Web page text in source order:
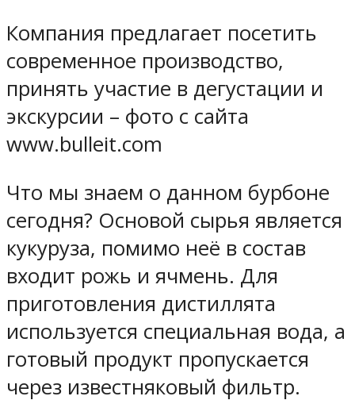
Компания предлагает посетить
современное производство,
принять участие в дегустации и
экскурсии – фото с сайта
www.bulleit.com
Что мы знаем о данном бурбоне
сегодня? Основой сырья является
кукуруза, помимо неё в состав
входит рожь и ячмень. Для
приготовления дистиллята
используется специальная вода, а
готовый продукт пропускается
через известняковый фильтр.